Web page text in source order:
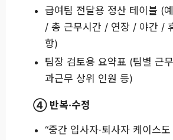
급여팀 전달용 정산 테이블 (
/ 총 근무시간 / 연장 / 야간 /
항)
팀장 검토용 요약표 (팀별 근
과근무 상위 인원 등)
④ 반복·수정
“중간 입사자·퇴사자 케이스